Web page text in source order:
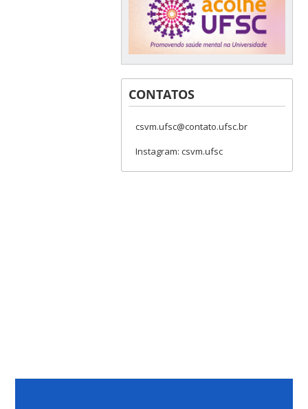
CONTATOS
csvm.ufsc@contato.ufsc.br
Instagram: csvm.ufsc